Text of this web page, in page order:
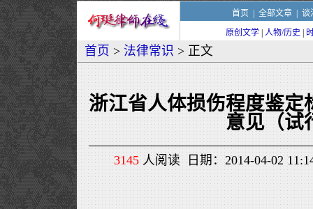
首页 全部文章| 谈
原创文学 人物/历史
首页 > 法律常识 > 正文
浙江省人体损伤程度鉴定
意见（试
3145人阅读 日期：2014-04-02